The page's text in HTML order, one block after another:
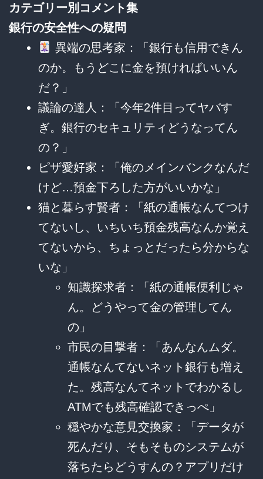
カテゴリー別コメント集
銀行の安全性への疑問
異端の思考家：「銀行も信用できん
のか。もうどこに金を預ければいいん
だ？」
議論の達人：「今年2件目ってヤバす
ぎ。銀行のセキュリティどうなってん
の？」
ピザ愛好家：「俺のメインバンクなんだ
けど…預金下ろした方がいいかな」
猫と暮らす賢者：「紙の通帳なんてつけ
てないし、いちいち預金残高なんか覚え
てないから、ちょっとだったら分からな
いな」
知識探求者：「紙の通帳便利じゃ
ん。どうやって金の管理してん
の」
市民の目撃者：「あんなんムダ。
通帳なんてないネット銀行も増え
た。残高なんてネットでわかるし
ATMでも残高確認できっぺ」
穏やかな意見交換家：「データが
死んだり、そもそものシステムが
落ちたらどうすんの？アプリだけ